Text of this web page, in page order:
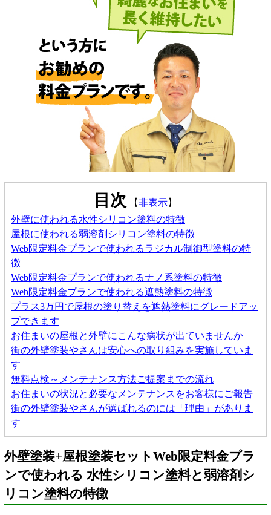
目次 【非表示】
外壁に使われる水性シリコン塗料の特徴
屋根に使われる弱溶剤シリコン塗料の特徴
Web限定料金プランで使われるラジカル制御型塗料の特
徴
Web限定料金プランで使われるナノ系塗料の特徴
Web限定料金プランで使われる遮熱塗料の特徴
プラス3万円で屋根の塗り替えを遮熱塗料にグレードアッ
プできます
お住まいの屋根と外壁にこんな病状が出ていませんか
街の外壁塗装やさんは安心への取り組みを実施していま
す
無料点検～メンテナンス方法ご提案までの流れ
お住まいの状況と必要なメンテナンスをお客様にご報告
街の外壁塗装やさんが選ばれるのには「理由」がありま
す
外壁塗装+屋根塗装セットWeb限定料金プラ
ンで使われる 水性シリコン塗料と弱溶剤シ
リコン塗料の特徴